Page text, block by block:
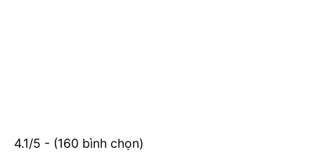
4.1/5 - (160 bình chọn)